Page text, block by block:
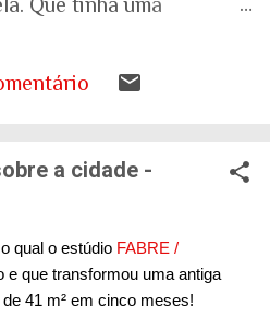
mulheres sobre o que é
recentes para
É mesmo
com o Instituto
em setembro de 2024,
que 97% das
de sofrer violência
a cidade -
qual o estúdio FABRE /
e que transformou uma antiga
41 m² em cinco meses!